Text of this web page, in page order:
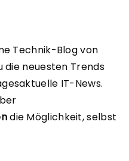
Technik-Blog von
die neuesten Trends
IT-News.
die Möglichkeit, selbst